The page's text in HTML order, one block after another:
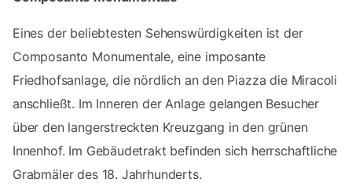
Eines der beliebtesten Sehenswürdigkeiten ist der
Composanto Monumentale, eine imposante
Friedhofsanlage, die nördlich an den Piazza die Miracoli
anschließt. Im Inneren der Anlage gelangen Besucher
über den langerstreckten Kreuzgang in den grünen
Innenhof. Im Gebäudetrakt befinden sich herrschaftliche
Grabmäler des 18. Jahrhunderts.